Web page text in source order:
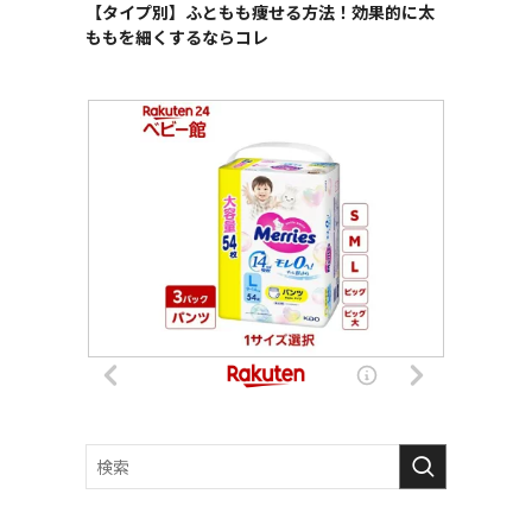
【タイプ別】ふともも痩せる方法！効果的に太
ももを細くするならコレ